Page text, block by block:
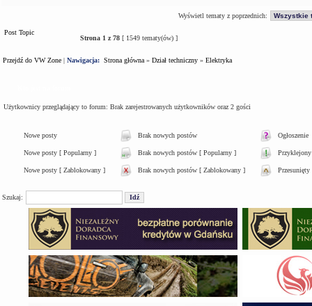
Wyświetl tematy z poprzednich:
Post Topic
Strona 1 z78 [ 1549 tematy(ów) ]
Przejdź do VW Zone | Nawigacja: Strona główna » Dział techniczny » Elektryka
Użytkownicy przeglądający to forum: Brak zarejestrowanych użytkowników oraz 2 gości
Nowe posty Brak nowych postów Ogłoszenie
Nowe posty [ Popularny ] Brak nowych postów [ Popularny ] Przyklejony
Nowe posty [ Zablokowany ] Brak nowych postów [ Zablokowany ] Przesunięty
Szukaj: